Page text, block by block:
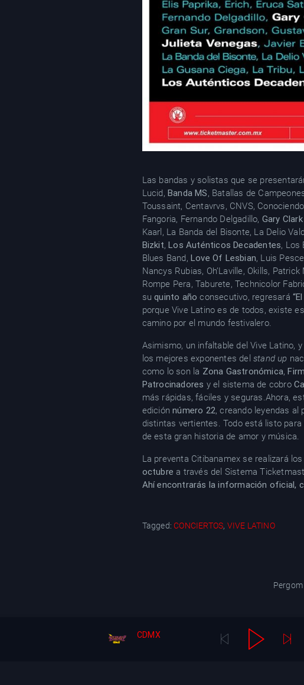
CDMX
Las bandas y solistas que se
Lucid,Banda MS, Batallas de
Toussaint, Centavrvs, CNVS,
Fangoria, Fernando Delgadillo, Gary
Kaarl, La Banda del Bisonte, La Delio
Bizkit,Los Auténticos Decadentes, Los
Blues Band,Love Of Lesbian, Luis
Nancys Rubias, Oh’Laville, Okills,
Rompe Pera, Taburete, Technicolor
suquinto año consecutivo, regresará
porque Vive Latino es de todos, existe
camino por el mundo festivalero.
Asimismo, un infaltable del Vive Latino,
los mejores exponentes delstand up
como lo son la Zona Gastronómica,
Patrocinadores y el sistema de cobro
más rápidas, fáciles y seguras.Ahora,
ediciónnúmero 22, creando leyendas
distintas vertientes. Todo está listo para
de esta gran historia de amor y música.
La preventa Citibanamex se realizará los
octubre a través del Sistema
Ahí encontrarás la información oficial,
Tagged:CONCIERTOS, VIVE LATINO